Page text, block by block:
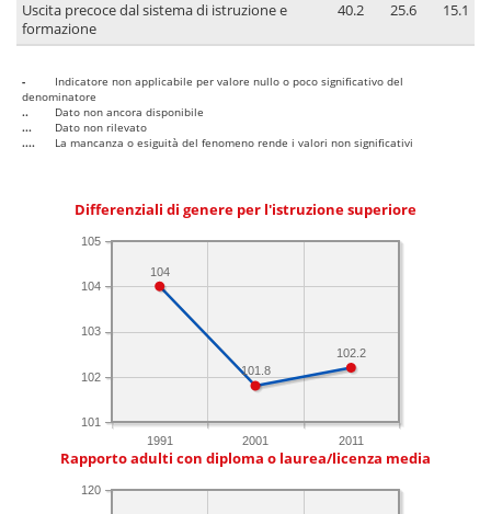
Uscita precoce dal sistema di istruzione e
formazione
40.2 25.6 15.1
-
Indicatore non applicabile per valore nullo o poco significativo del
denominatore
..
Dato non ancora disponibile
...
Dato non rilevato
....
La mancanza o esiguità del fenomeno rende i valori non significativi
Differenziali di genere per l'istruzione superiore
1991 2001 2011
101
102
103
104
105
102.2
101.8
104
Rapporto adulti con diploma o laurea/licenza media
120